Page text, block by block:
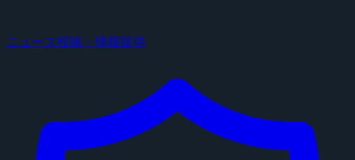
ニュース投稿・情報提供